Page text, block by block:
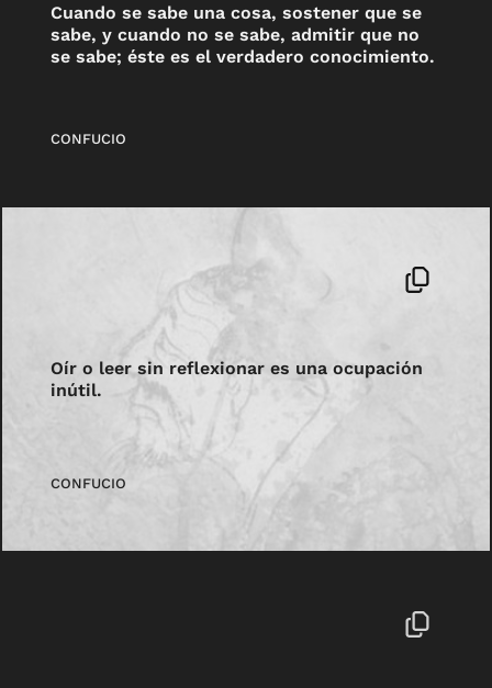
Cuando se sabe una cosa, sostener que se
sabe, y cuando no se sabe, admitir que no
se sabe; éste es el verdadero conocimiento.
CONFUCIO
Oír o leer sin reflexionar es una ocupación
inútil.
CONFUCIO